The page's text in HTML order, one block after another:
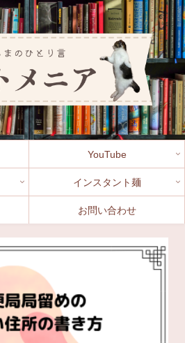
YouTube
インスタント麺
お問い合わせ